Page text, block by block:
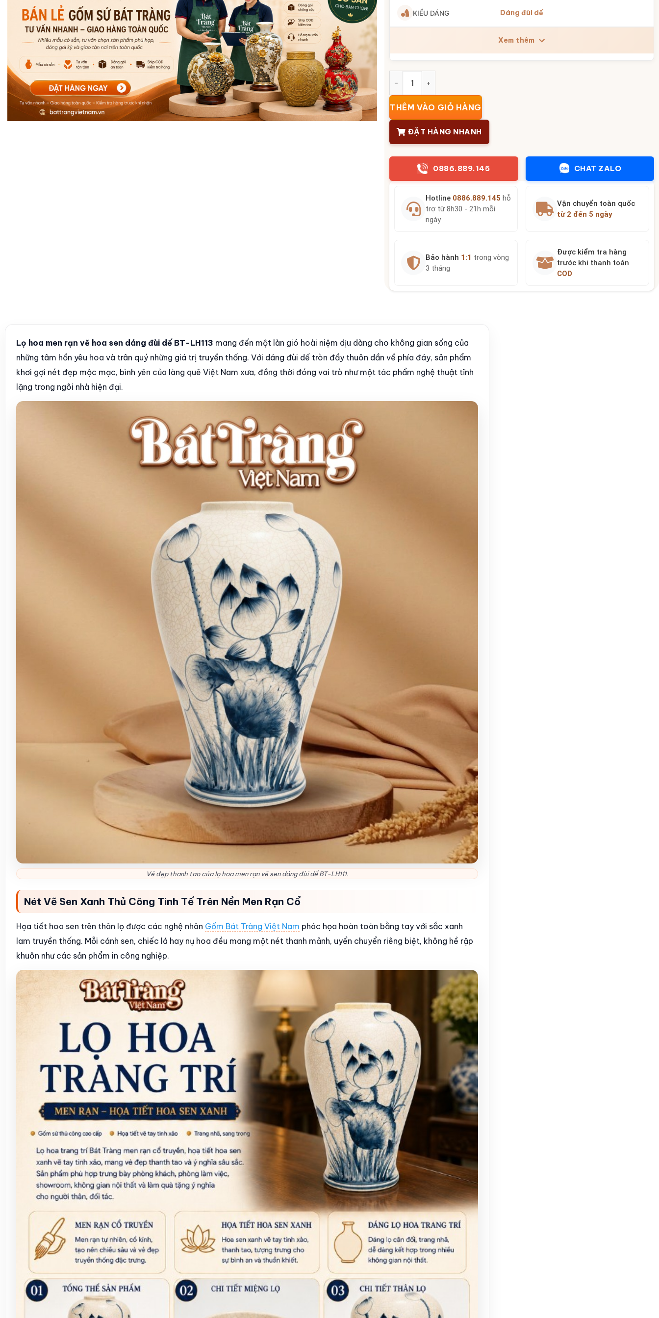
KIỂU DÁNG Dáng đùi dế
Xem thêm
THÊM VÀO GIỎ HÀNG
ĐẶT HÀNG NHANH
0886.889.145 CHAT ZALO
Hotline 0886.889.145 hỗ
trợ từ 8h30 - 21h mỗi
ngày
Vận chuyển toàn quốc
từ 2 đến 5 ngày
Bảo hành 1:1 trong vòng
3 tháng
Được kiểm tra hàng
trước khi thanh toán
COD
Lọ hoa men rạn vẽ hoa sen dáng đùi dế BT-LH113 mang đến một làn gió hoài niệm dịu dàng cho không gian sống của
những tâm hồn yêu hoa và trân quý những giá trị truyền thống. Với dáng đùi dế tròn đầy thuôn dần về phía đáy, sản phẩm
khơi gợi nét đẹp mộc mạc, bình yên của làng quê Việt Nam xưa, đồng thời đóng vai trò như một tác phẩm nghệ thuật tĩnh
lặng trong ngôi nhà hiện đại.
Vẻ đẹp thanh tao của lọ hoa men rạn vẽ sen dáng đùi dế BT-LH111.
Nét Vẽ Sen Xanh Thủ Công Tinh Tế Trên Nền Men Rạn Cổ
Họa tiết hoa sen trên thân lọ được các nghệ nhân Gốm Bát Tràng Việt Nam phác họa hoàn toàn bằng tay với sắc xanh
lam truyền thống. Mỗi cánh sen, chiếc lá hay nụ hoa đều mang một nét thanh mảnh, uyển chuyển riêng biệt, không hề rập
khuôn như các sản phẩm in công nghiệp.